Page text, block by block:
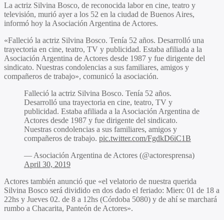
La actriz Silvina Bosco, de reconocida labor en cine, teatro y
televisión, murió ayer a los 52 en la ciudad de Buenos Aires,
informó hoy la Asociación Argentina de Actores.
«Falleció la actriz Silvina Bosco. Tenía 52 años. Desarrolló una
trayectoria en cine, teatro, TV y publicidad. Estaba afiliada a la
Asociación Argentina de Actores desde 1987 y fue dirigente del
sindicato. Nuestras condolencias a sus familiares, amigos y
compañeros de trabajo», comunicó la asociación.
Falleció la actriz Silvina Bosco. Tenía 52 años.
Desarrolló una trayectoria en cine, teatro, TV y
publicidad. Estaba afiliada a la Asociación Argentina de
Actores desde 1987 y fue dirigente del sindicato.
Nuestras condolencias a sus familiares, amigos y
compañeros de trabajo. pic.twitter.com/FgdkD6iC1B
— Asociación Argentina de Actores (@actoresprensa)
April 30, 2019
Actores también anunció que «el velatorio de nuestra querida
Silvina Bosco será dividido en dos dado el feriado: Mierc 01 de 18 a
22hs y Jueves 02. de 8 a 12hs (Córdoba 5080) y de ahí se marchará
rumbo a Chacarita, Panteón de Actores».